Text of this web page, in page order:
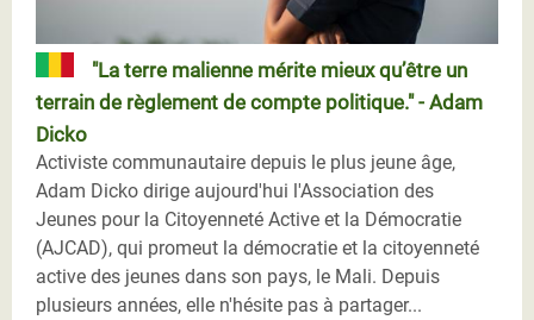
"La terre malienne mérite mieux qu’être un
terrain de règlement de compte politique." - Adam
Dicko
Activiste communautaire depuis le plus jeune âge,
Adam Dicko dirige aujourd'hui l'Association des
Jeunes pour la Citoyenneté Active et la Démocratie
(AJCAD), qui promeut la démocratie et la citoyenneté
active des jeunes dans son pays, le Mali. Depuis
plusieurs années, elle n'hésite pas à partager...